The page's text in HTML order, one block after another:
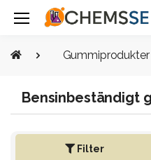
Gummiprodukter
Bensinbeständigt
Filter